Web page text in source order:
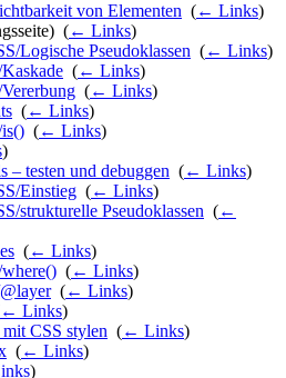
von Elementen (← Links)
(← Links)
Logische Pseudoklassen (← Links)
(← Links)
(← Links)
(← Links)
(← Links)
)
– testen und debuggen (← Links)
Einstieg (← Links)
strukturelle Pseudoklassen (←
(← Links)
(← Links)
‎ (← Links)
← Links)
CSS stylen (← Links)
(← Links)
)